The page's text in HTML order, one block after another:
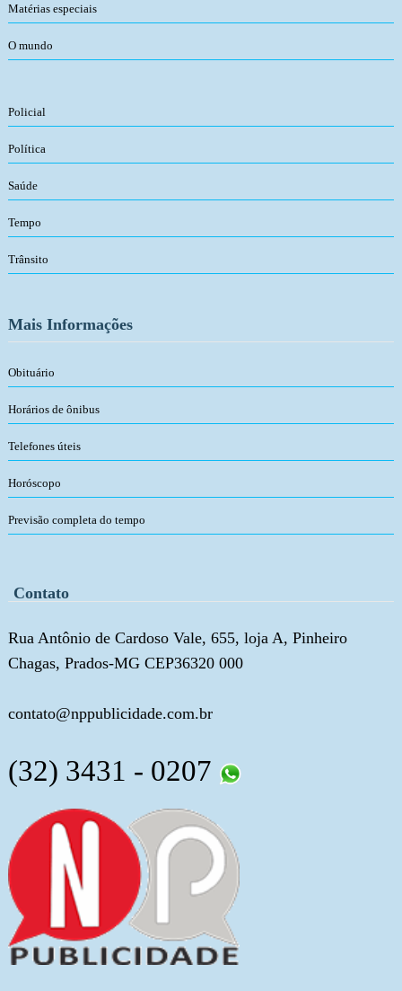
Matérias especiais
O mundo
Policial
Política
Saúde
Tempo
Trânsito
Mais Informações
Obituário
Horários de ônibus
Telefones úteis
Horóscopo
Previsão completa do tempo
Contato
Rua Antônio de Cardoso Vale, 655, loja A, Pinheiro
Chagas, Prados-MG CEP36320 000
contato@nppublicidade.com.br
(32) 3431 - 0207